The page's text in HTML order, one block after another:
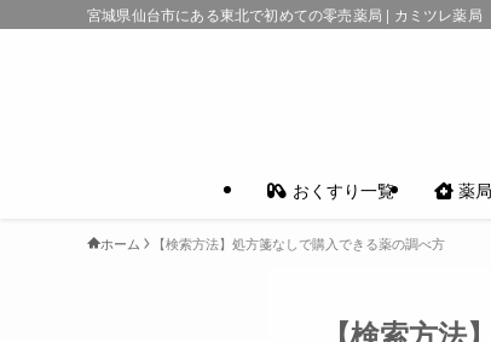
宮城県仙台市にある東北で初めての零売薬局 | カミツレ薬局
おくすり一覧 薬
ホーム 【検索方法】処方箋なしで購入できる薬の調べ方
【検索方